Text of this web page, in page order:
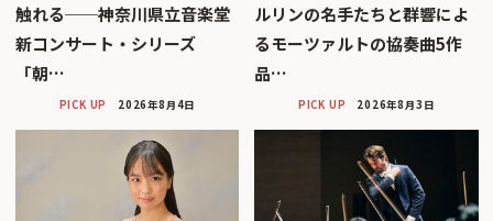
触れる──神奈川県立音楽堂
新コンサート・シリーズ
「朝…
PICK UP 2026年8月4日
ルリンの名手たちと群響によ
るモーツァルトの協奏曲5作
品…
PICK UP 2026年8月3日